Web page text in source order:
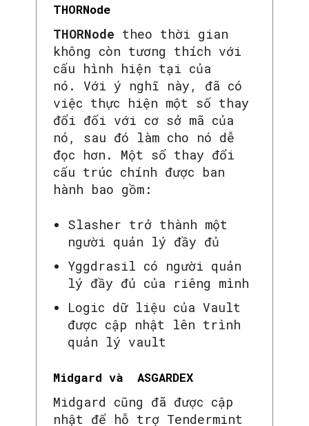
THORNode
THORNode theo thời gian
không còn tương thích với
cấu hình hiện tại của
nó. Với ý nghĩ này, đã có
việc thực hiện một số thay
đổi đối với cơ sở mã của
nó, sau đó làm cho nó dễ
đọc hơn. Một số thay đổi
cấu trúc chính được ban
hành bao gồm:
Slasher trở thành một
người quản lý đầy đủ
Yggdrasil có người quản
lý đầy đủ của riêng mình
Logic dữ liệu của Vault
được cập nhật lên trình
quản lý vault
Midgard và ASGARDEX
Midgard cũng đã được cập
nhật để hỗ trợ Tendermint